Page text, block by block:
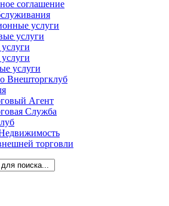
соглашение
услуги
услуги
услуги
Внешторгклуб
Агент
Служба
торговли